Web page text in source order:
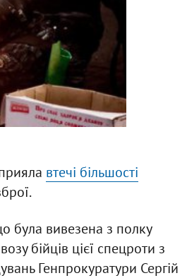
втечі більшості
була вивезена з полку
бійців цієї спецроти з
Генпрокуратури Сергій